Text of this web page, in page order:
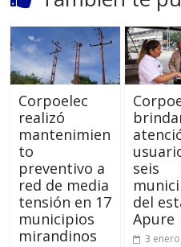
Corpoelec
realizó
mantenimien
to
preventivo a
red de media
tensión en 17
municipios
mirandinos
seis
del
Apure
3